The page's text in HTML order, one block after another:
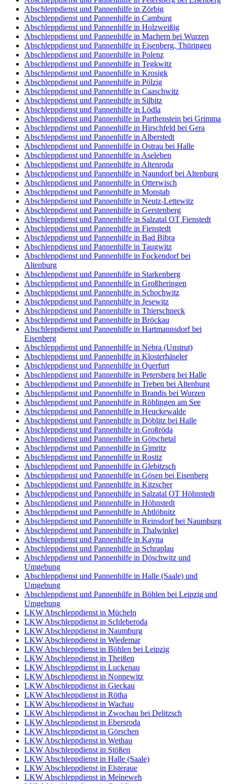
Abschleppdienst und Pannenhilfe in Zörbig
Abschleppdienst und Pannenhilfe in Camburg
Abschleppdienst und Pannenhilfe in Holzweißig
Abschleppdienst und Pannenhilfe in Machern bei Wurzen
Abschleppdienst und Pannenhilfe in Eisenberg, Thüringen
Abschleppdienst und Pannenhilfe in Polenz
Abschleppdienst und Pannenhilfe in Tegkwitz
Abschleppdienst und Pannenhilfe in Krosigk
Abschleppdienst und Pannenhilfe in Pölzig
Abschleppdienst und Pannenhilfe in Caaschwitz
Abschleppdienst und Pannenhilfe in Silbitz
Abschleppdienst und Pannenhilfe in Lödla
Abschleppdienst und Pannenhilfe in Parthenstein bei Grimma
Abschleppdienst und Pannenhilfe in Hirschfeld bei Gera
Abschleppdienst und Pannenhilfe in Alberstedt
Abschleppdienst und Pannenhilfe in Ostrau bei Halle
Abschleppdienst und Pannenhilfe in Aseleben
Abschleppdienst und Pannenhilfe in Altenroda
Abschleppdienst und Pannenhilfe in Naundorf bei Altenburg
Abschleppdienst und Pannenhilfe in Otterwisch
Abschleppdienst und Pannenhilfe in Monstab
Abschleppdienst und Pannenhilfe in Neutz-Lettewitz
Abschleppdienst und Pannenhilfe in Gerstenberg
Abschleppdienst und Pannenhilfe in Salzatal OT Fienstedt
Abschleppdienst und Pannenhilfe in Fienstedt
Abschleppdienst und Pannenhilfe in Bad Bibra
Abschleppdienst und Pannenhilfe in Taugwitz
Abschleppdienst und Pannenhilfe in Fockendorf bei
Altenburg
Abschleppdienst und Pannenhilfe in Starkenberg
Abschleppdienst und Pannenhilfe in Großheringen
Abschleppdienst und Pannenhilfe in Schochwitz
Abschleppdienst und Pannenhilfe in Jesewitz
Abschleppdienst und Pannenhilfe in Thierschneck
Abschleppdienst und Pannenhilfe in Bröckau
Abschleppdienst und Pannenhilfe in Hartmannsdorf bei
Eisenberg
Abschleppdienst und Pannenhilfe in Nebra (Unstrut)
Abschleppdienst und Pannenhilfe in Klosterhäseler
Abschleppdienst und Pannenhilfe in Querfurt
Abschleppdienst und Pannenhilfe in Petersberg bei Halle
Abschleppdienst und Pannenhilfe in Treben bei Altenburg
Abschleppdienst und Pannenhilfe in Brandis bei Wurzen
Abschleppdienst und Pannenhilfe in Röblingen am See
Abschleppdienst und Pannenhilfe in Heuckewalde
Abschleppdienst und Pannenhilfe in Döblitz bei Halle
Abschleppdienst und Pannenhilfe in Großröda
Abschleppdienst und Pannenhilfe in Götschetal
Abschleppdienst und Pannenhilfe in Gimritz
Abschleppdienst und Pannenhilfe in Rositz
Abschleppdienst und Pannenhilfe in Glebitzsch
Abschleppdienst und Pannenhilfe in Gösen bei Eisenberg
Abschleppdienst und Pannenhilfe in Kitzscher
Abschleppdienst und Pannenhilfe in Salzatal OT Höhnstedt
Abschleppdienst und Pannenhilfe in Höhnstedt
Abschleppdienst und Pannenhilfe in Abtlöbnitz
Abschleppdienst und Pannenhilfe in Reinsdorf bei Naumburg
Abschleppdienst und Pannenhilfe in Thalwinkel
Abschleppdienst und Pannenhilfe in Kayna
Abschleppdienst und Pannenhilfe in Schraplau
Abschleppdienst und Pannenhilfe in Döschwitz und
Umgebung
Abschleppdienst und Pannenhilfe in Halle (Saale) und
Umgebung
Abschleppdienst und Pannenhilfe in Böhlen bei Leipzig und
Umgebung
LKW Abschleppdienst in Mücheln
LKW Abschleppdienst in Schleberoda
LKW Abschleppdienst in Naumburg
LKW Abschleppdienst in Wiedemar
LKW Abschleppdienst in Böhlen bei Leipzig
LKW Abschleppdienst in Theißen
LKW Abschleppdienst in Luckenau
LKW Abschleppdienst in Nonnewitz
LKW Abschleppdienst in Gieckau
LKW Abschleppdienst in Rötha
LKW Abschleppdienst in Wachau
LKW Abschleppdienst in Zwochau bei Delitzsch
LKW Abschleppdienst in Ebersroda
LKW Abschleppdienst in Görschen
LKW Abschleppdienst in Wethau
LKW Abschleppdienst in Stößen
LKW Abschleppdienst in Halle (Saale)
LKW Abschleppdienst in Elsteraue
LKW Abschleppdienst in Meineweh